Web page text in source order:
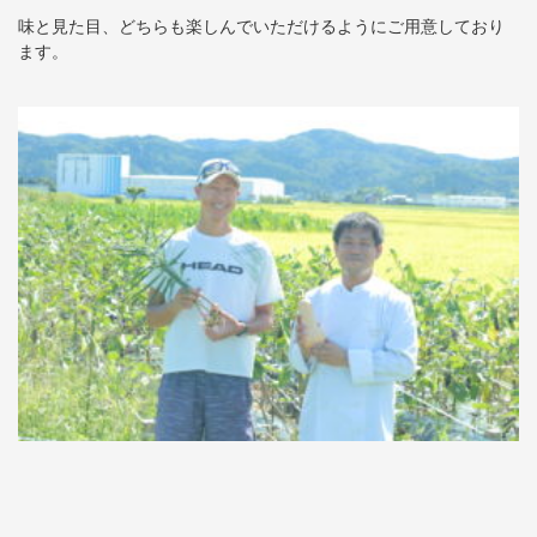
味と見た目、どちらも楽しんでいただけるようにご用意しており
ます。